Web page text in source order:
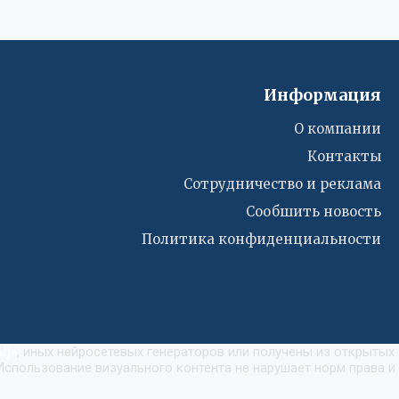
Информация
О компании
Контакты
Сотрудничество и реклама
Сообшить новость
Политика конфиденциальности
, иных нейросетевых генераторов или получены из открытых
визуального контента не нарушает норм права и